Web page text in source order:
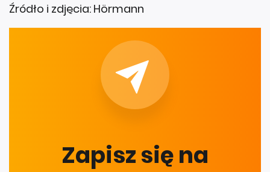
Źródło i zdjęcia: Hörmann
Zapisz się na